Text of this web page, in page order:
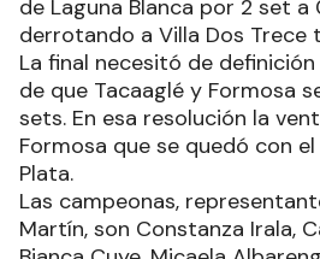
de Laguna Blanca por 2 set
derrotando a Villa Dos Trece
La final necesitó de
de que Tacaaglé y Formosa
sets. En esa resolución la
Formosa que se quedó con
Plata.
Las campeonas,
Martín, son Constanza Irala,